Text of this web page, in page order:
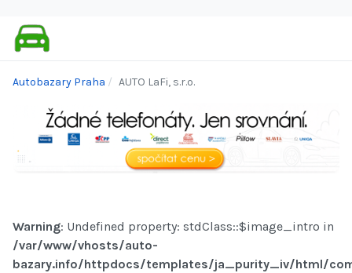
Autobazary Praha AUTO LaFi, s.r.o.
Warning: Undefined property: stdClass::$image_intro in
/var/www/vhosts/auto-
bazary.info/httpdocs/templates/ja_purity_iv/html/